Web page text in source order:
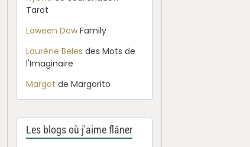
Tarot
Laween DowFamily
Laurène Beles des Mots de
l'Imaginaire
Margot de Margorito
Les blogs où j'aime flâner